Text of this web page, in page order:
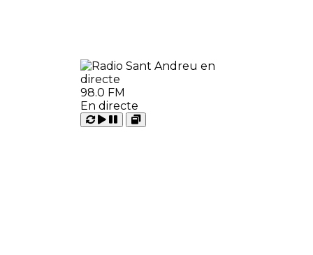
98.0 FM
En directe
Carregant
Reproduir
Pausar
Open